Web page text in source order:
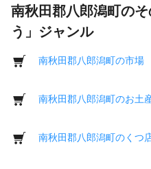
南秋田郡八郎潟町の
う」ジャンル
南秋田郡八郎潟町の市場
南秋田郡八郎潟町のお土
南秋田郡八郎潟町のくつ